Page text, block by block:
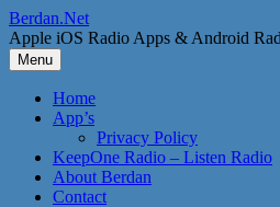
Skip
to
content
Berdan.Net
Apple iOS Radio Apps & Android
Menu
Home
App’s
Privacy Policy
KeepOne Radio – Listen Radio
About Berdan
Contact